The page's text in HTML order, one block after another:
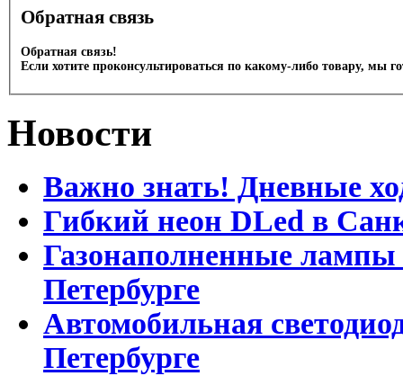
Обратная связь
Обратная связь!
Если хотите проконсультироваться по какому-либо товару, мы
Новости
Важно знать! Дневные
Гибкий неон DLed в
Газонаполненные
Петербурге
Автомобильная
Петербурге